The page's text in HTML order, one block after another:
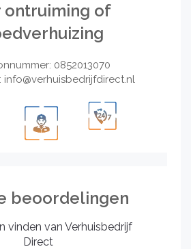
ontruiming of
0852013070
info@verhuisbedrijfdirect.nl
beoordelingen
vinden van Verhuisbedrijf
Direct